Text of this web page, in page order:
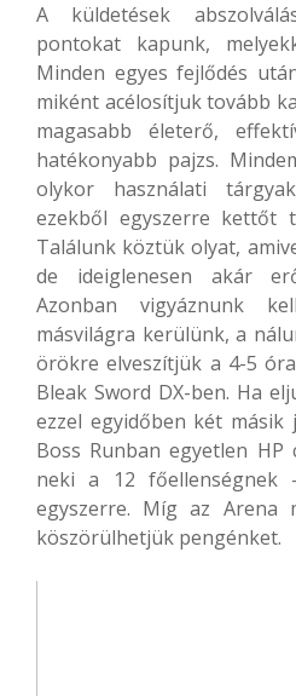
A küldetések
pontokat kapunk,
Minden egyes fejlődés
miként acélosítjuk tovább
magasabb életerő,
hatékonyabb pajzs.
olykor használati
ezekből egyszerre kettőt
Találunk köztük olyat,
de ideiglenesen akár
Azonban vigyáznunk
másvilágra kerülünk, a
örökre elveszítjük a 4-5
Bleak Sword DX-ben. Ha
ezzel egyidőben két másik
Boss Runban egyetlen HP
neki a 12 főellenségnek
egyszerre. Míg az Arena
köszörülhetjük pengénket.